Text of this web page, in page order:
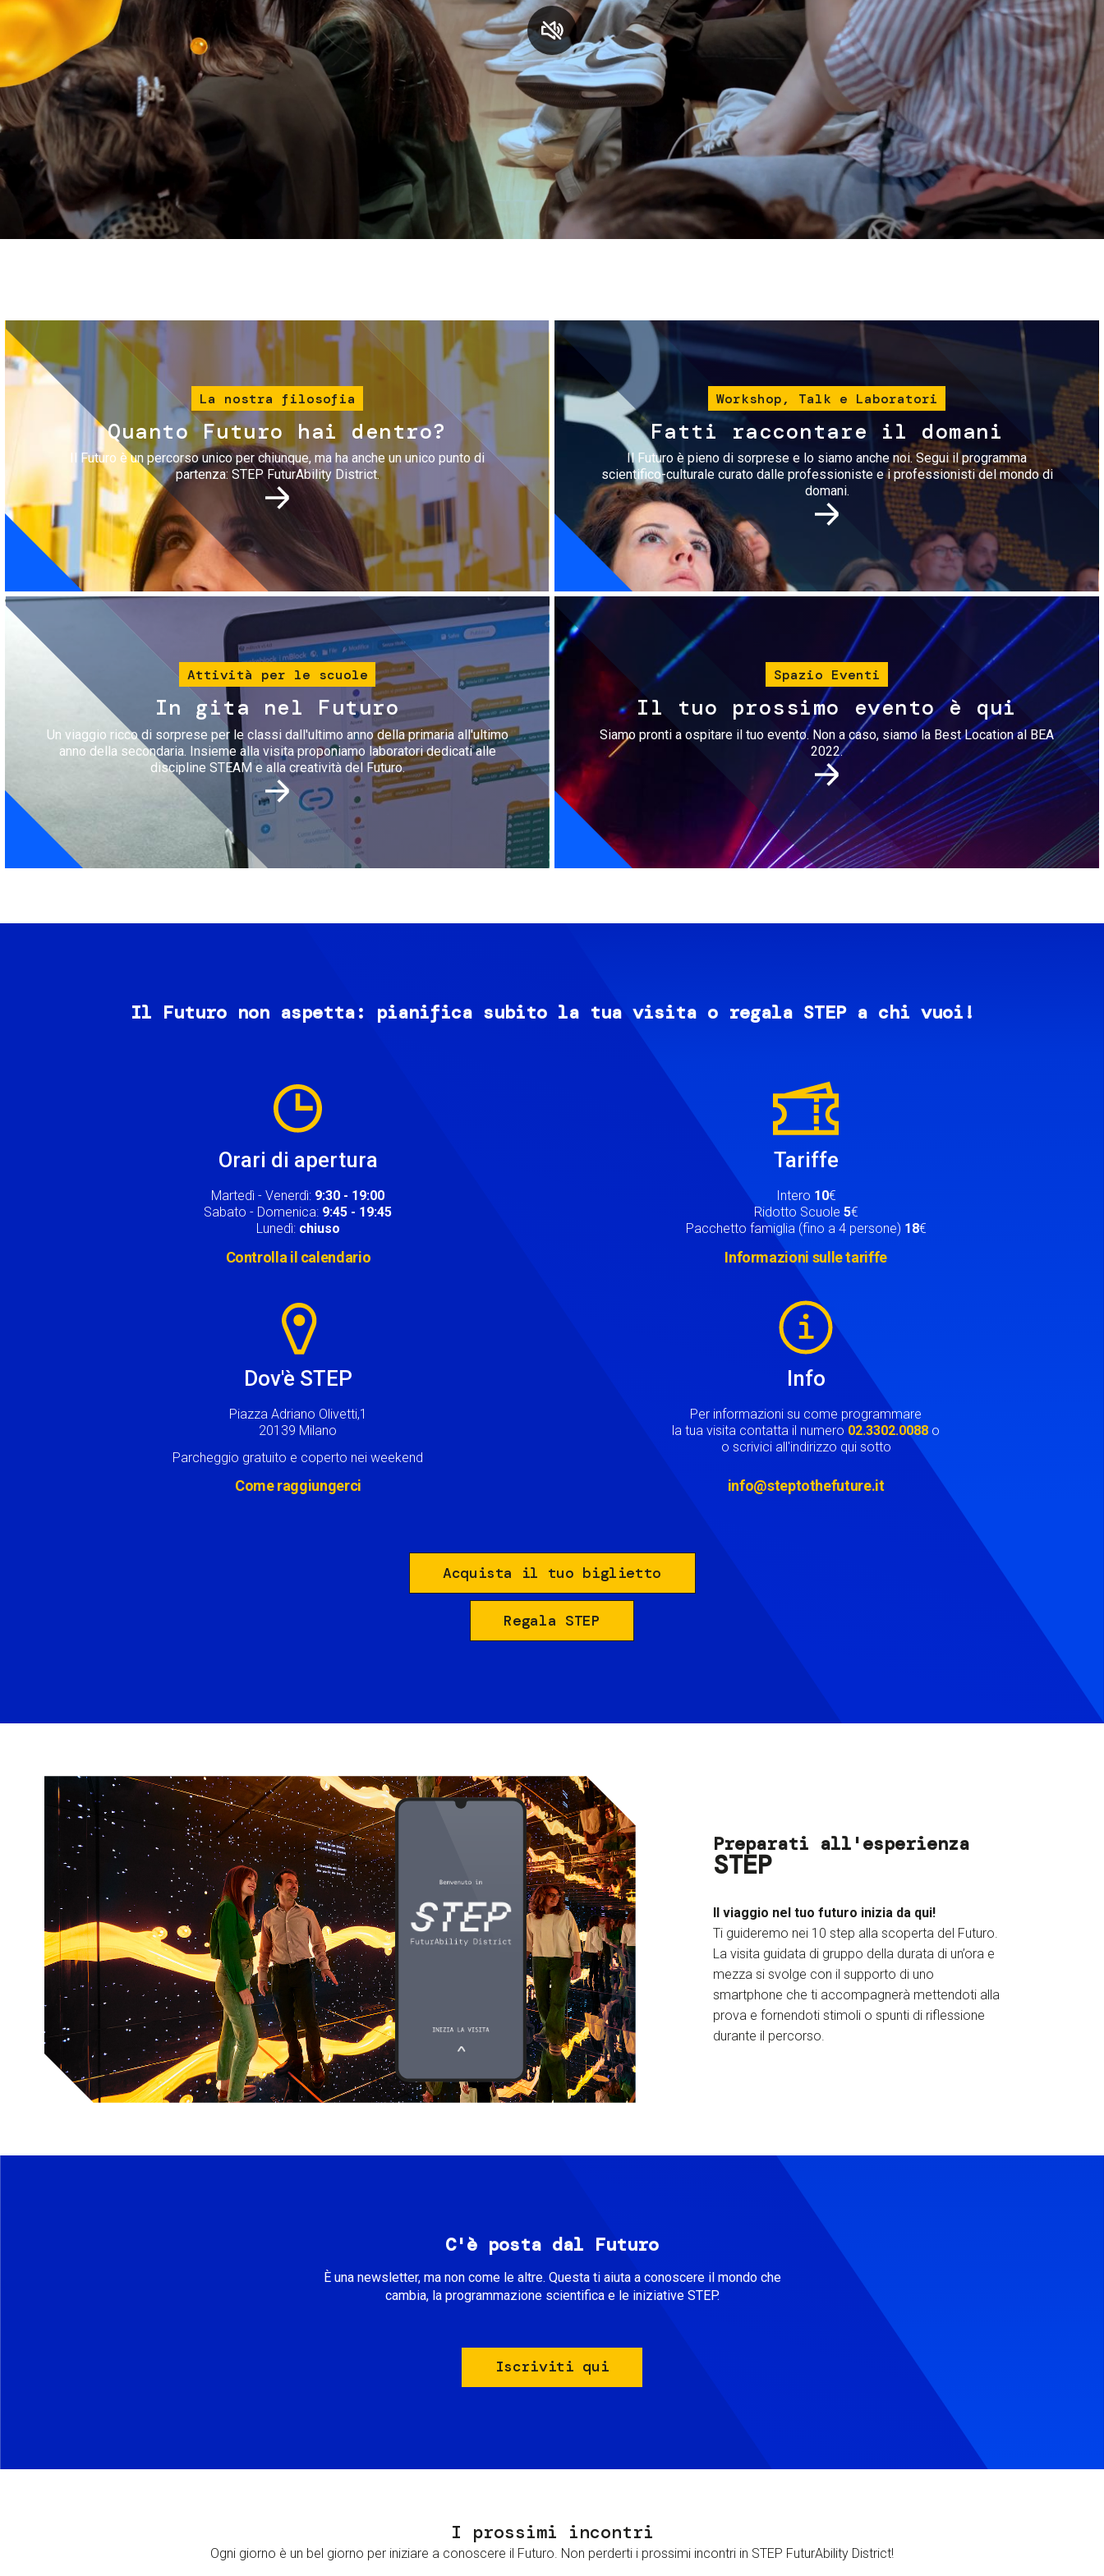
Servizi e accessibilità
Contatti
Biglietti
Immagine
La nostra filosofia
Quanto Futuro hai dentro?
Il Futuro è un percorso unico per chiunque, ma ha anche un unico punto di
partenza: STEP FuturAbility District.
Immagine
Workshop, Talk e Laboratori
Fatti raccontare il domani
Il Futuro è pieno di sorprese e lo siamo anche noi. Segui il programma
scientifico-culturale curato dalle professioniste e i professionisti del mondo di
domani.
Immagine
Attività per le scuole
In gita nel Futuro
Un viaggio ricco di sorprese per le classi dall'ultimo anno della primaria all'ultimo
anno della secondaria. Insieme alla visita proponiamo laboratori dedicati alle
discipline STEAM e alla creatività del Futuro.
Immagine
Spazio Eventi
Il tuo prossimo evento è qui
Siamo pronti a ospitare il tuo evento. Non a caso, siamo la Best Location al BEA
2022.
Il Futuro non aspetta: pianifica subito la tua visita o regala STEP a chi vuoi!
Orari di apertura
Martedì - Venerdì: 9:30 - 19:00
Sabato - Domenica: 9:45 - 19:45
Lunedì: chiuso
Controlla il calendario
Tariffe
Intero 10€
Ridotto Scuole 5€
Pacchetto famiglia (fino a 4 persone) 18€
Informazioni sulle tariffe
Dov'è STEP
Piazza Adriano Olivetti,1
20139 Milano
Parcheggio gratuito e coperto nei weekend
Come raggiungerci
Info
Per informazioni su come programmare
la tua visita contatta il numero 02.3302.0088 o
o scrivici all'indirizzo qui sotto
info@steptothefuture.it
Acquista il tuo biglietto
Regala STEP
Preparati all'esperienza
STEP
Il viaggio nel tuo futuro inizia da qui!
Ti guideremo nei 10 step alla scoperta del Futuro.
La visita guidata di gruppo della durata di un’ora e
mezza si svolge con il supporto di uno
smartphone che ti accompagnerà mettendoti alla
prova e fornendoti stimoli o spunti di riflessione
durante il percorso.
C'è posta dal Futuro
È una newsletter, ma non come le altre. Questa ti aiuta a conoscere il mondo che
cambia, la programmazione scientifica e le iniziative STEP.
Iscriviti qui
I prossimi incontri
Ogni giorno è un bel giorno per iniziare a conoscere il Futuro. Non perderti i prossimi incontri in STEP FuturAbility District!